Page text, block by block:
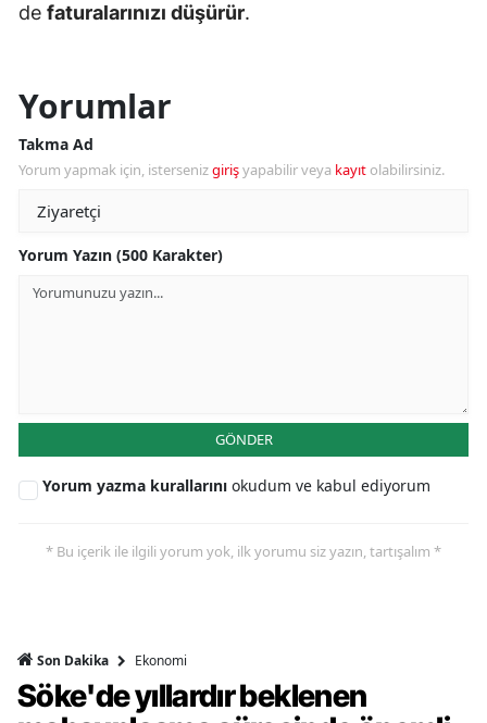
de faturalarınızı düşürür.
Yorumlar
Takma Ad
Yorum yapmak için, istersenizgirişyapabilir veya kayıt olabilirsiniz.
Yorum Yazın (500 Karakter)
GÖNDER
Yorum yazma kurallarını okudum ve kabul ediyorum
* Bu içerik ile ilgili yorum yok, ilk yorumu siz yazın, tartışalım *
Son Dakika Ekonomi
Söke'de yıllardır beklenen